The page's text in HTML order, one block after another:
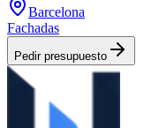
Barcelona
Fachadas
Pedir presupuesto